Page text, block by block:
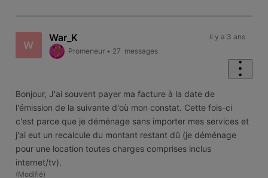
W
War_K
Promeneur • 27 messages
il y a 3 ans
Bonjour, J'ai souvent payer ma facture à la date de
l'émission de la suivante d'où mon constat. Cette fois-ci
c'est parce que je déménage sans importer mes services et
j'ai eut un recalcule du montant restant dû (je déménage
pour une location toutes charges comprises inclus
internet/tv).
(Modifié)